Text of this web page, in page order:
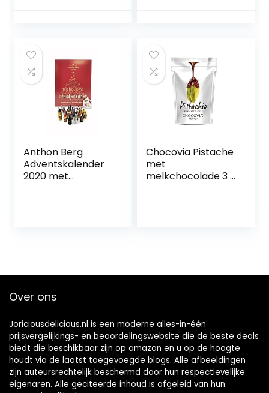
Anthon Berg
Adventskalender
2020 met
Chocovia Pistache
met
melkchocolade 3 x
Over ons
Joriciousdelicious.nl is een moderne alles-in-één
prijsvergelijkings- en beoordelingswebsite die de beste deals
biedt die beschikbaar zijn op amazon en u op de hoogte
houdt via de laatst toegevoegde blogs. Alle afbeeldingen
zijn auteursrechtelijk beschermd door hun respectievelijke
eigenaren. Alle geciteerde inhoud is afgeleid van hun